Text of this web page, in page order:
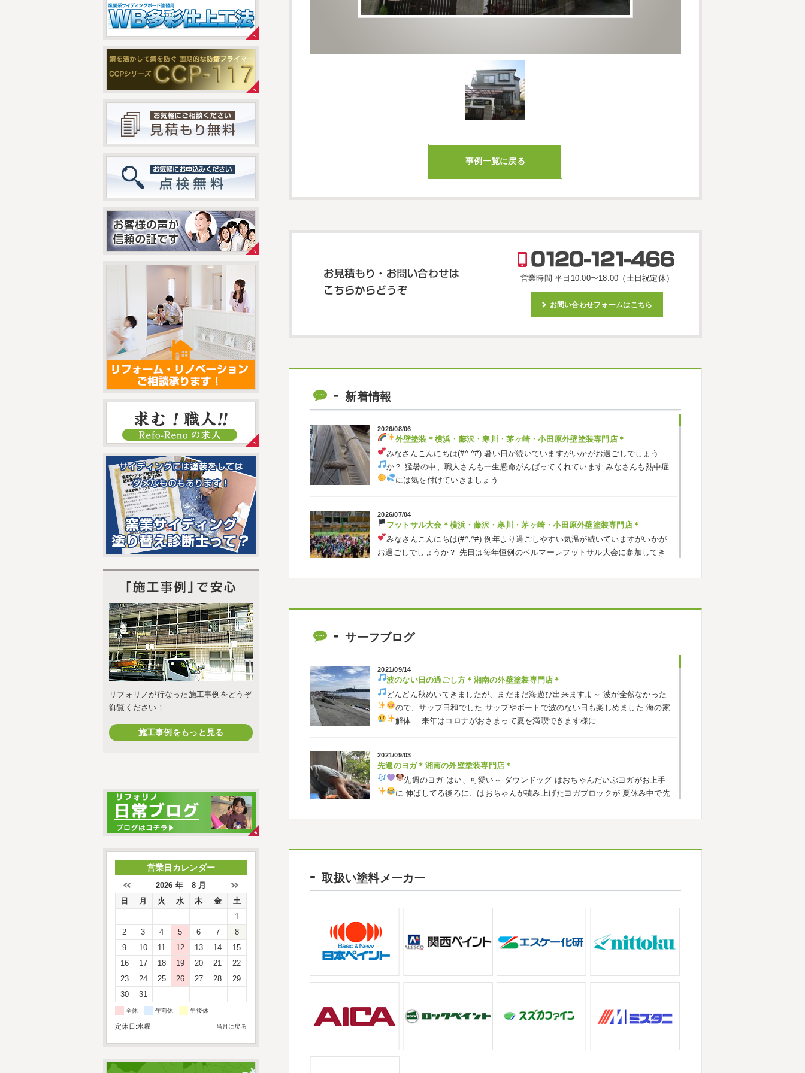
事例一覧に戻る
営業時間 平日10:00〜18:00（土日祝定休）
お問い合わせフォームはこちら
新着情報
2026/08/06
外壁塗装 ＊横浜・藤沢・寒川・茅ヶ崎・小田原外壁塗装専門店＊
みなさんこんにちは(#^.^#)暑い日が続いていますがいかがお過ごしでしょう
か？ 猛暑の中、職人さんも一生懸命がんばってくれています みなさんも熱中症
には気を付けていきましょう
2026/07/04
フットサル大会 ＊横浜・藤沢・寒川・茅ヶ崎・小田原外壁塗装専門店＊
みなさんこんにちは(#^.^#)例年より過ごしやすい気温が続いていますがいかが
お過ごしでしょうか？ 先日は毎年恒例のベルマーレフットサル大会に参加してき
ベルマーレ＊横浜・藤沢・寒川・茅ヶ崎・小田原外壁塗装専門店＊
ようと思います
も会えました今シーズンもよろしくお願いいたします
2026/05/02
自転車＊横浜・藤沢・寒川・茅ヶ崎・小田原外壁塗装専門店＊
みなさんこんにちは ＧＷはいかがお過ごしですか？ 先日は娘と海沿いにある
公園で自転車の練習に行ってきました今まではキックボード派だったので自転
2026/02/26
3連休＊横浜・藤沢・寒川・茅ヶ崎・小田原外壁塗装専門店＊
こんにちは♡ 今週は3連休明けからのスタートでしたね!! 皆様連休はいかがお過ご
ご無沙汰しております
川でも雪が降りましたね近所の公園も雪が積もっていて子供たちは大 ...
2025/12/27
年末年始のお知らせ＊横浜・藤沢・寒川・小田原・茅ヶ崎外壁塗装専門店＊
高配を賜り、厚くお礼申し上げます。 さて、株式会社大野建装では年末年始の休
2025/11/18
みなさんこんにちは(#^.^#)インフルエンザが大流行していますが体調など崩し
サーフブログ
2021/09/14
波のない日の過ごし方 ＊湘南の外壁塗装専門店＊
どんどん秋めいてきましたが、まだまだ海遊び出来ますよ～ 波が全然なかった
ので、サップ日和でした サップやボートで波のない日も楽しめました 海の家
解体… 来年はコロナがおさまって夏を満喫できます様に…
2021/09/03
先週のヨガ＊湘南の外壁塗装専門店＊
先週のヨガはい、可愛い～ ダウンドッグ はおちゃんだいぶヨガがお上手
に 伸ばしてる後ろに、はおちゃんが積み上げたヨガブロックが 夏休み中で先
大量発生!!!＊湘南の外壁塗装専門店＊
日曜日はちょっと寒かったです
ていたのですが、次の日に 身体中が痒い!! チンクイが大量発生している ...
2021/08/16
＊湘南の外壁塗装専門店＊
大変ご無沙汰しております 色々仕事が立て込みブログ更新出来ずでした
かわかりますか？ そうです マービスタでヨガからのスタート最高 ...
2021/06/28
サーフレッスン
＊湘南の外壁塗装専門店＊
久しぶりのサーフィンです!! まずはマービスタでストレッチ今日ははおちゃん
取扱い塗料メーカー
リフォリノが行なった施工事例をどうぞ
御覧ください！
施工事例をもっと見る
営業日カレンダー
2026 年 8 月
日
月 火 水 木 金
土
1
2
3 4 5 6 7
8
9
10 11 12 13 14
15
16
17 18 19 20 21
22
23
24 25 26 27 28
29
30
31
全休 午前休 午後休
当月に戻る
定休日:水曜